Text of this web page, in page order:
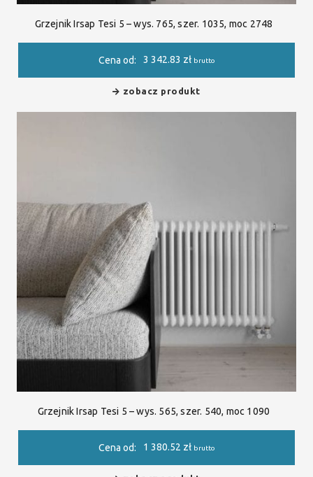
Grzejnik Irsap Tesi 5 – wys. 765, szer. 1035, moc 2748
Cena od: 3 342.83 zł brutto
zobacz produkt
Grzejnik Irsap Tesi 5 – wys. 565, szer. 540, moc 1090
Cena od: 1 380.52 zł brutto